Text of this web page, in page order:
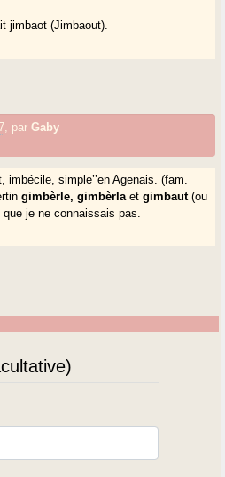
jimbaot (Jimbaout).
parGaby
imbécile, simple’’en Agenais. (fam.
gimbèrle, gimbèrla etgimbaut(ou
je ne connaissais pas.